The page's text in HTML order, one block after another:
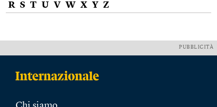
R S T U V W X Y Z
PUBBLICITÀ